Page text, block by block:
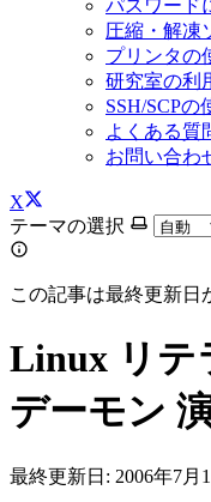
パスワード
圧縮・解凍
プリンタの
研究室の利
SSH/SCPの
よくある質
お問い合わ
X
テーマの選択
この記事は最終更新日
Linux リテ
デーモン
最終更新日: 2006年7月